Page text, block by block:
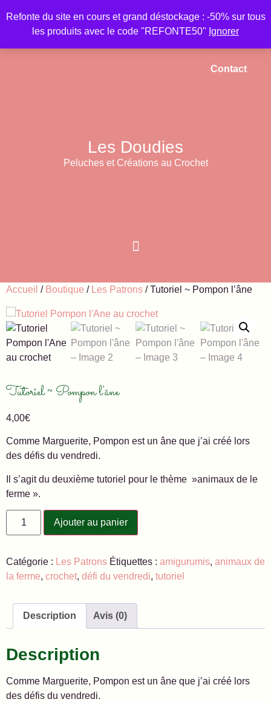
Refonte du site en cours et grand déstockage : -50% sur tous
les produits avec le code "REFONTE50" Ignorer
Contact
Les Doudies
Peluches et Créations au Crochet
Accueil / Boutique / Les Patrons / Tutoriel ~ Pompon l’âne
Tutoriel ~ Pompon l’âne
4,00€
Comme Marguerite, Pompon est un âne que j’ai créé lors
des défis du vendredi.
Il s’agit du deuxième tutoriel pour le thème »animaux de le
ferme ».
Ajouter au panier
Catégorie : Les Patrons Étiquettes : amigurumis, animaux de
la ferme, crochet, défi du vendredi, tutoriel
Description Avis (0)
Description
Comme Marguerite, Pompon est un âne que j’ai créé lors
des défis du vendredi.